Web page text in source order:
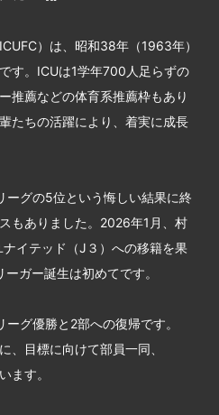
）は、昭和38年（1963年）
す。ICUは1学年700人足らずの
推薦などの体育系推薦枠もあり
たちの活躍により、着実に成長
ーグの5位という悔しい結果に終
もありました。2026年1月、村
イテッド（J３）への移籍を果
ガー誕生は初めてです。
グ優勝と2部への復帰です。
、目標に向けて部員一同、
ます。